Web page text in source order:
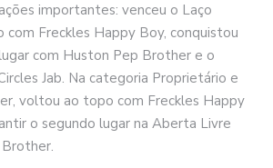
importantes: venceu o Laço
com Freckles Happy Boy, conquistou
com Huston Pep Brother e o
Jab. Na categoria Proprietário e
voltou ao topo com Freckles Happy
o segundo lugar na Aberta Livre